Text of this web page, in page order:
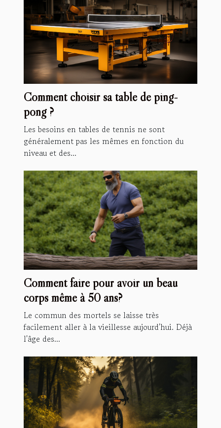
Comment choisir sa table de ping-
pong ?
Les besoins en tables de tennis ne sont
généralement pas les mêmes en fonction du
niveau et des...
Comment faire pour avoir un beau
corps même à 50 ans?
Le commun des mortels se laisse très
facilement aller à la vieillesse aujourd'hui. Déjà
l'âge des...